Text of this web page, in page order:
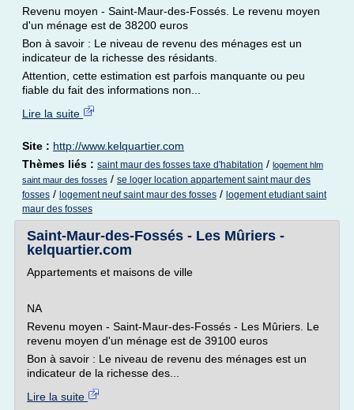
Revenu moyen - Saint-Maur-des-Fossés. Le revenu moyen
d'un ménage est de 38200 euros
Bon à savoir : Le niveau de revenu des ménages est un
indicateur de la richesse des résidants.
Attention, cette estimation est parfois manquante ou peu
fiable du fait des informations non...
Lire la suite
Site : http://www.kelquartier.com
Thèmes liés : saint maur des fosses taxe d'habitation / logement hlm
saint maur des fosses / se loger location appartement saint maur des
fosses / logement neuf saint maur des fosses / logement etudiant saint
maur des fosses
Saint-Maur-des-Fossés - Les Mûriers -
kelquartier.com
Appartements et maisons de ville
NA
Revenu moyen - Saint-Maur-des-Fossés - Les Mûriers. Le
revenu moyen d'un ménage est de 39100 euros
Bon à savoir : Le niveau de revenu des ménages est un
indicateur de la richesse des...
Lire la suite